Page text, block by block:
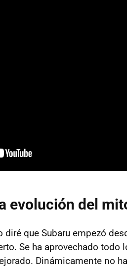
evolución del
diré que Subaru empezó
Se ha aprovechado todo
Dinámicamente no